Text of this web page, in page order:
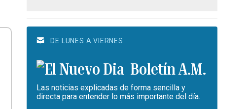
DE LUNES A VIERNES
Boletín A.M.
Las noticias explicadas de forma sencilla y
directa para entender lo más importante del día.